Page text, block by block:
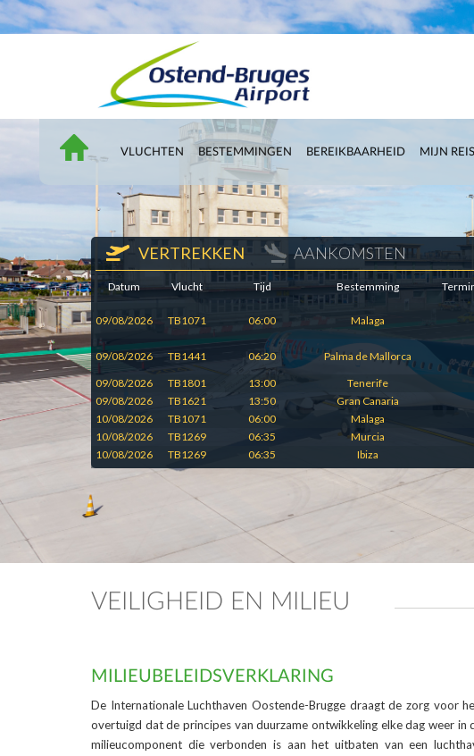
VLUCHTEN BESTEMMINGEN BEREIKBAARHEID MIJN REIS
VERTREKKEN AANKOMSTEN
Datum Vlucht Tijd Bestemming
09/08/2026 TB1071 06:00 Malaga
09/08/2026
TB1441 06:20 Palma de Mallorca
09/08/2026
TB1801 13:00
Tenerife
09/08/2026
TB1621 13:50
Gran Canaria
10/08/2026
TB1071 06:00
Malaga
10/08/2026
TB1269 06:35
Murcia
10/08/2026
TB1269 06:35 Ibiza
VEILIGHEID EN MILIEU
MILIEUBELEIDSVERKLARING
De Internationale Luchthaven Oostende-Brugge draagt de zorg voor
overtuigd dat de principes van duurzame ontwikkeling elke dag weer
milieucomponent die verbonden is aan het uitbaten van een